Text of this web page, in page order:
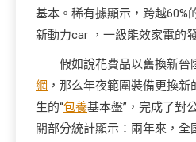
基本。稀有據顯示，跨越60%
新動力car ，一級能效家電的
假如說花費品以舊換新晉
網 ，那么年夜範圍裝備更換
生的“包養基本盤”，完成了對
關部分統計顯示：兩年來，全